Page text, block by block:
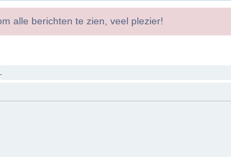
alle berichten te zien, veel plezier!